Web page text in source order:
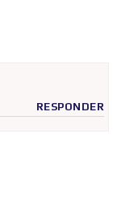
RESPONDER